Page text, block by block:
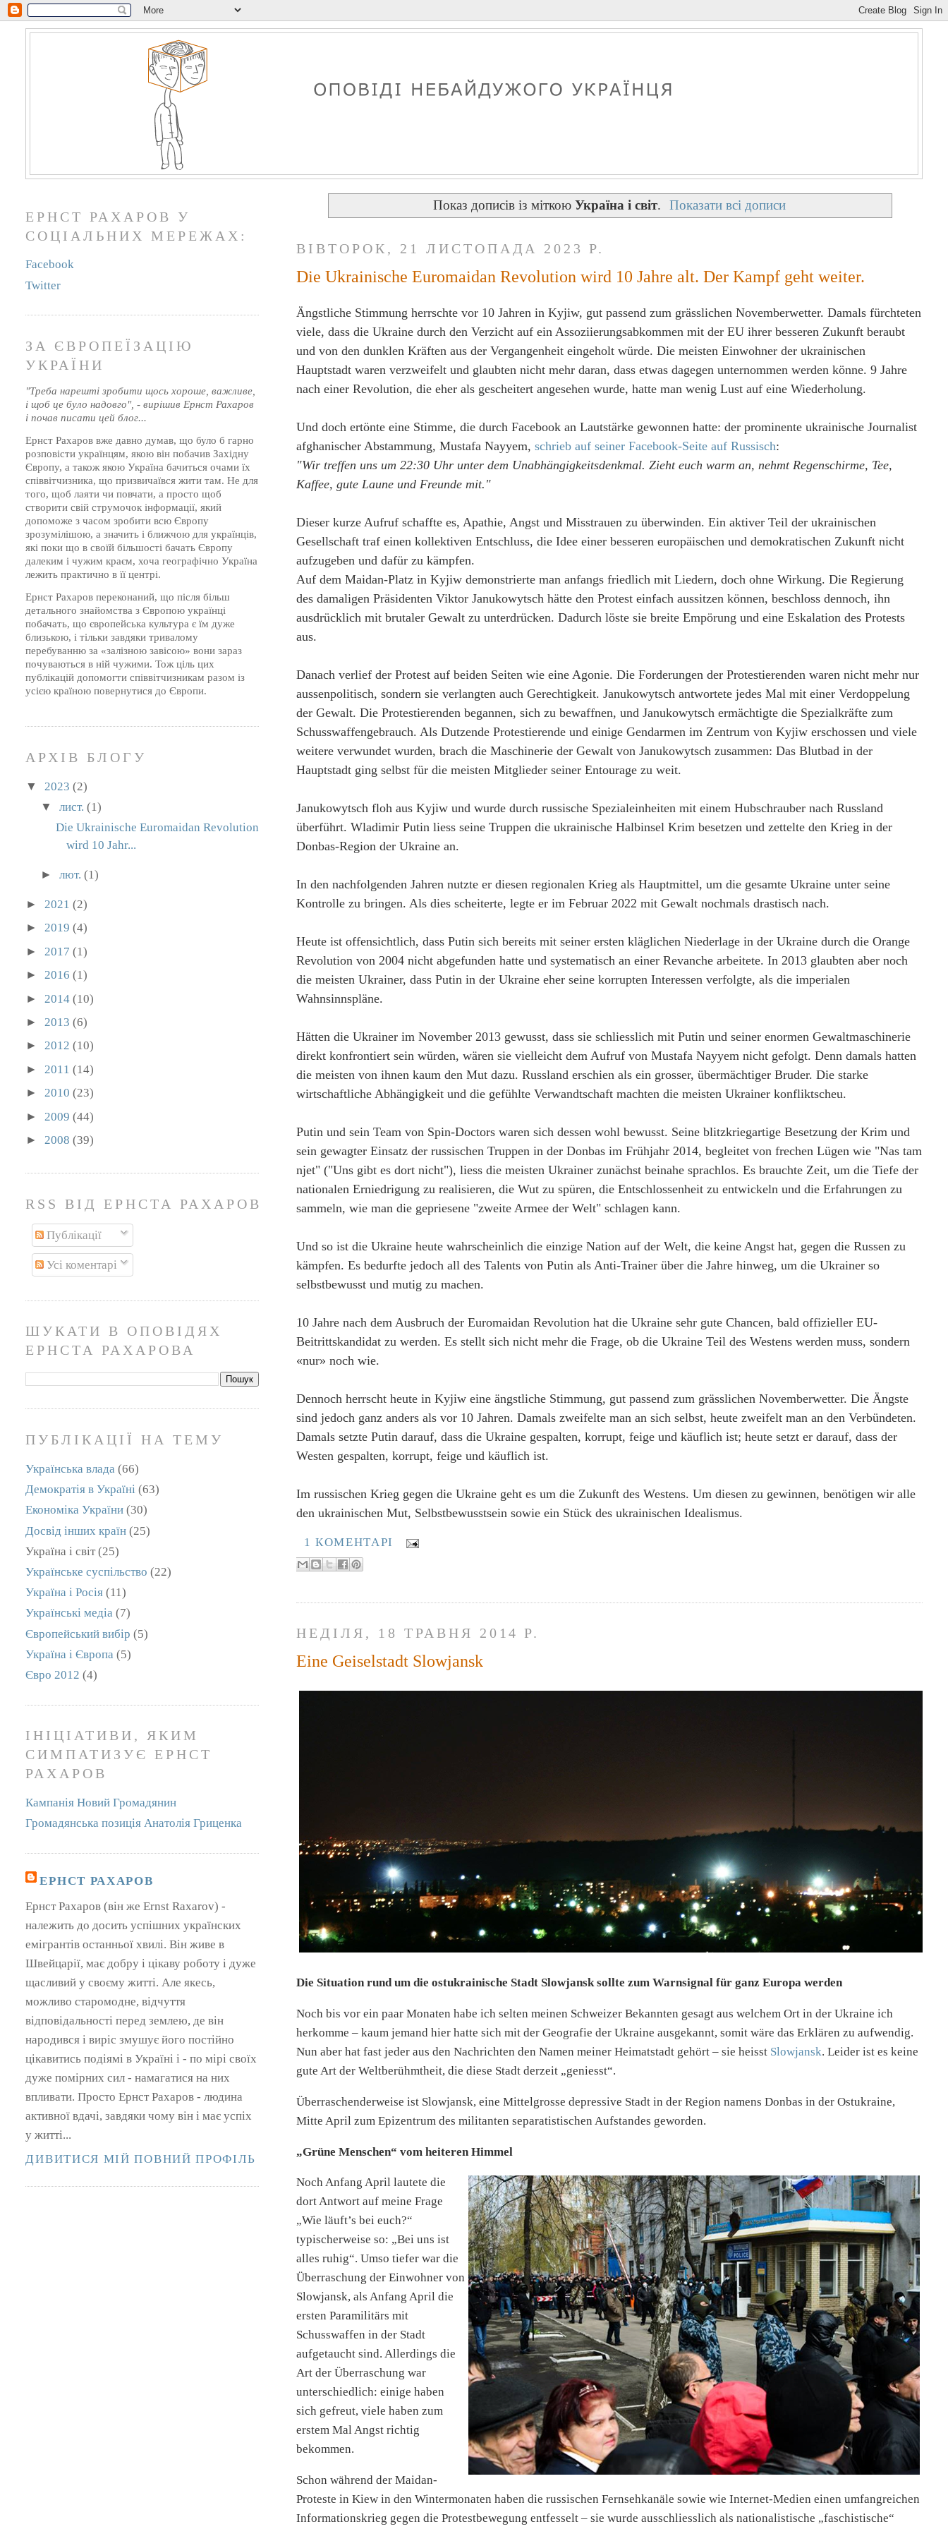
Показ дописів із міткою Україна і світ. Показати всі дописи
ВІВТОРОК, 21 ЛИСТОПАДА 2023 Р.
Die Ukrainische Euromaidan Revolution wird 10 Jahre alt. Der Kampf geht weiter.
Ängstliche Stimmung herrschte vor 10 Jahren in Kyjiw, gut passend zum grässlichen Novemberwetter. Damals fürchteten
viele, dass die Ukraine durch den Verzicht auf ein Assoziierungsabkommen mit der EU ihrer besseren Zukunft beraubt
und von den dunklen Kräften aus der Vergangenheit eingeholt würde. Die meisten Einwohner der ukrainischen
Hauptstadt waren verzweifelt und glaubten nicht mehr daran, dass etwas dagegen unternommen werden könne. 9 Jahre
nach einer Revolution, die eher als gescheitert angesehen wurde, hatte man wenig Lust auf eine Wiederholung.
Und doch ertönte eine Stimme, die durch Facebook an Lautstärke gewonnen hatte: der prominente ukrainische Journalist
afghanischer Abstammung, Mustafa Nayyem,schrieb auf seiner Facebook-Seite auf Russisch:
"Wir treffen uns um 22:30 Uhr unter dem Unabhängigkeitsdenkmal. Zieht euch warm an, nehmt Regenschirme, Tee,
Kaffee, gute Laune und Freunde mit."
Dieser kurze Aufruf schaffte es, Apathie, Angst und Misstrauen zu überwinden. Ein aktiver Teil der ukrainischen
Gesellschaft traf einen kollektiven Entschluss, die Idee einer besseren europäischen und demokratischen Zukunft nicht
aufzugeben und dafür zu kämpfen.
Auf dem Maidan-Platz in Kyjiw demonstrierte man anfangs friedlich mit Liedern, doch ohne Wirkung. Die Regierung
des damaligen Präsidenten Viktor Janukowytsch hätte den Protest einfach aussitzen können, beschloss dennoch, ihn
ausdrücklich mit brutaler Gewalt zu unterdrücken. Dadurch löste sie breite Empörung und eine Eskalation des Protests
aus.
Danach verlief der Protest auf beiden Seiten wie eine Agonie. Die Forderungen der Protestierenden waren nicht mehr nur
aussenpolitisch, sondern sie verlangten auch Gerechtigkeit. Janukowytsch antwortete jedes Mal mit einer Verdoppelung
der Gewalt. Die Protestierenden begannen, sich zu bewaffnen, und Janukowytsch ermächtigte die Spezialkräfte zum
Schusswaffengebrauch. Als Dutzende Protestierende und einige Gendarmen im Zentrum von Kyjiw erschossen und viele
weitere verwundet wurden, brach die Maschinerie der Gewalt von Janukowytsch zusammen: Das Blutbad in der
Hauptstadt ging selbst für die meisten Mitglieder seiner Entourage zu weit.
Janukowytsch floh aus Kyjiw und wurde durch russische Spezialeinheiten mit einem Hubschrauber nach Russland
überführt. Wladimir Putin liess seine Truppen die ukrainische Halbinsel Krim besetzen undzettelteden Krieg in der
Donbas-Region der Ukraine an.
In den nachfolgenden Jahren nutzte er diesen regionalen Krieg als Hauptmittel, um die gesamte Ukraine unter seine
Kontrolle zu bringen. Als dies scheiterte,legte er im Februar 2022 mit Gewalt nochmals drastisch nach.
Heute ist offensichtlich, dass Putin sich bereits mit seiner ersten kläglichen Niederlage in der Ukraine durch die Orange
Revolution von 2004 nicht abgefunden hatte und systematisch an einer Revanche arbeitete. In 2013 glaubten aber noch
die meisten Ukrainer, dass Putin in der Ukraine eher seine korrupten Interessen verfolgte, als die imperialen
Wahnsinnspläne.
Hätten die Ukrainer im November 2013 gewusst, dass sie schliesslich mit Putin und seiner enormen Gewaltmaschinerie
direkt konfrontiert sein würden, wären sie vielleicht dem Aufruf von Mustafa Nayyem nicht gefolgt. Denn damals hatten
die meisten von ihnen kaum den Mut dazu. Russland erschien als ein grosser, übermächtiger Bruder. Die starke
wirtschaftliche Abhängigkeit und die gefühlte Verwandtschaft machten die meisten Ukrainer konfliktscheu.
Putin und sein Team von Spin-Doctors waren sich dessen wohl bewusst. Seine blitzkriegartige Besetzung der Krim und
sein gewagter Einsatz der russischen Truppen in der Donbas im Frühjahr 2014, begleitet von frechen Lügen wie "Nas tam
njet" ("Uns gibt es dort nicht"), liess die meisten Ukrainer zunächst beinahe sprachlos. Es brauchte Zeit, um die Tiefe der
nationalen Erniedrigung zu realisieren, die Wut zu spüren, die Entschlossenheit zu entwickeln und die Erfahrungen zu
sammeln, wie man die gepriesene "zweite Armee der Welt" schlagen kann.
Und so ist die Ukraine heute wahrscheinlich die einzige Nation auf der Welt, die keine Angst hat, gegen die Russen zu
kämpfen. Es bedurfte jedoch all des Talents von Putin als Anti-Trainer über die Jahre hinweg, um die Ukrainer so
selbstbewusst und mutig zu machen.
10 Jahre nach dem Ausbruch der Euromaidan Revolution hat die Ukraine sehr gute Chancen, bald offizieller EU-
Beitrittskandidat zu werden. Es stellt sich nicht mehr die Frage, ob die Ukraine Teil des Westens werden muss, sondern
«nur» noch wie.
Dennoch herrscht heute in Kyjiw eine ängstliche Stimmung, gut passend zum grässlichen Novemberwetter. Die Ängste
sind jedoch ganz anders als vor 10 Jahren. Damals zweifelte man an sich selbst, heute zweifelt man an den Verbündeten.
Damals setzte Putin darauf, dass die Ukraine gespalten, korrupt, feige und käuflich ist; heute setzt er darauf, dass der
Westen gespalten, korrupt, feige und käuflich ist.
Im russischen Krieg gegen die Ukraine geht es um die Zukunft des Westens. Um diesen zu gewinnen, benötigen wir alle
den ukrainischen Mut, Selbstbewusstsein sowie ein Stück des ukrainischen Idealismus.
1 КОМЕНТАРІ
НЕДІЛЯ, 18 ТРАВНЯ 2014 Р.
Eine Geiselstadt Slowjansk
Die Situation rund um die ostukrainische Stadt Slowjansk sollte zum Warnsignal für ganz Europa werden
Noch bis vor ein paar Monaten habe ich selten meinen Schweizer Bekannten gesagt aus welchem Ort in der Ukraine ich
herkomme – kaum jemand hier hatte sich mit der Geografie der Ukraine ausgekannt, somit wäre das Erklären zu aufwendig.
Nun aber hat fast jeder aus den Nachrichten den Namen meiner Heimatstadt gehört – sie heisst Slowjansk. Leider ist es keine
gute Art der Weltberühmtheit, die diese Stadt derzeit „geniesst“.
Überraschenderweise ist Slowjansk, eine Mittelgrosse depressive Stadt in der Region namens Donbas in der Ostukraine,
Mitte April zum Epizentrum des militanten separatistischen Aufstandes geworden.
„Grüne Menschen“ vom heiteren Himmel
Noch Anfang April lautete die
dort Antwort auf meine Frage
„Wie läuft’s bei euch?“
typischerweise so: „Bei uns ist
alles ruhig“. Umso tiefer war die
Überraschung der Einwohner von
Slowjansk, als Anfang April die
ersten Paramilitärs mit
Schusswaffen in der Stadt
aufgetaucht sind. Allerdings die
Art der Überraschung war
unterschiedlich: einige haben
sich gefreut, viele haben zum
erstem Mal Angst richtig
bekommen.
Schon während der Maidan-
Proteste in Kiew in den Wintermonaten haben die russischen Fernsehkanäle sowie wie Internet-Medien einen umfangreichen
Informationskrieg gegen die Protestbewegung entfesselt – sie wurde ausschliesslich als nationalistische „faschistische“
ЕРНСТ РАХАРОВ У
СОЦІАЛЬНИХ МЕРЕЖАХ:
Facebook
Twitter
ЗА ЄВРОПЕЇЗАЦІЮ
УКРАЇНИ
"Треба нарешті зробити щось хороше, важливе,
і щоб це було надовго", - вирішив Ернст Рахаров
і почав писати цей блог...
Ернст Рахаров вже давно думав, що було б гарно
розповісти українцям, якою він побачив Західну
Європу, а також якою Україна бачиться очами їх
співвітчизника, що призвичаївся жити там. Не для
того, щоб лаяти чи повчати, а просто щоб
створити свій струмочок інформації, який
допоможе з часом зробити всю Європу
зрозумілішою, а значить і ближчою для українців,
які поки що в своїй більшості бачать Європу
далеким і чужим краєм, хоча географічно Україна
лежить практично в її центрі.
Ернст Рахаров переконаний, що після більш
детального знайомства з Європою українці
побачать, що європейська культура є їм дуже
близькою, і тільки завдяки тривалому
перебуванню за «залізною завісою» вони зараз
почуваються в ній чужими. Тож ціль цих
публікацій допомогти співвітчизникам разом із
усією країною повернутися до Європи.
АРХІВ БЛОГУ
▼ 2023(2)
▼ лист. (1)
Die Ukrainische Euromaidan Revolution
wird 10 Jahr...
► лют. (1)
► 2021(2)
►2019(4)
► 2017(1)
►2016(1)
► 2014(10)
►2013(6)
►2012(10)
►2011(14)
►2010(23)
► 2009(44)
►2008(39)
RSS ВІД ЕРНСТА РАХАРОВА
Публікації
Усі коментарі
ШУКАТИ В ОПОВІДЯХ
ЕРНСТА РАХАРОВА
ПУБЛІКАЦІЇ НА ТЕМУ
Українська влада (66)
Демократія в Україні (63)
Економіка України (30)
Досвід інших країн (25)
Україна і світ (25)
Українське суспільство (22)
Україна і Росія (11)
Українські медіа (7)
Європейський вибір (5)
Україна і Європа (5)
Євро 2012 (4)
ІНІЦІАТИВИ, ЯКИМ
СИМПАТИЗУЄ ЕРНСТ
РАХАРОВ
Кампанія Новий Громадянин
Громадянська позиція Анатолія Гриценка
ЕРНСТ РАХАРОВ
Ернст Рахаров (він же Ernst Raxarov) -
належить до досить успішних українских
емігрантів останньої хвилі. Він живе в
Швейцарії, має добру і цікаву роботу і дуже
щасливий у своєму житті. Але якесь,
можливо старомодне, відчуття
відповідальності перед землею, де він
народився і виріс змушує його постійно
цікавитись подіямі в Україні і - по мірі своїх
дуже помірних сил - намагатися на них
впливати. Просто Ернст Рахаров - людина
активної вдачі, завдяки чому він і має успіх
у житті...
ДИВИТИСЯ МІЙ ПОВНИЙ ПРОФІЛЬ